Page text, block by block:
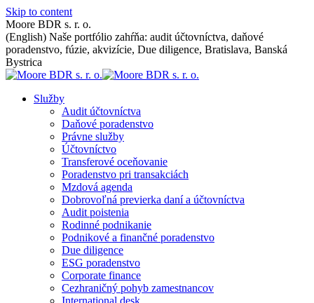
Skip to content
Moore BDR s. r. o.
(English) Naše portfólio zahŕňa: audit účtovníctva, daňové
poradenstvo, fúzie, akvizície, Due diligence, Bratislava, Banská
Bystrica
Služby
Audit účtovníctva
Daňové poradenstvo
Právne služby
Účtovníctvo
Transferové oceňovanie
Poradenstvo pri transakciách
Mzdová agenda
Dobrovoľná previerka daní a účtovníctva
Audit poistenia
Rodinné podnikanie
Podnikové a finančné poradenstvo
Due diligence
ESG poradenstvo
Corporate finance
Cezhraničný pohyb zamestnancov
International desk